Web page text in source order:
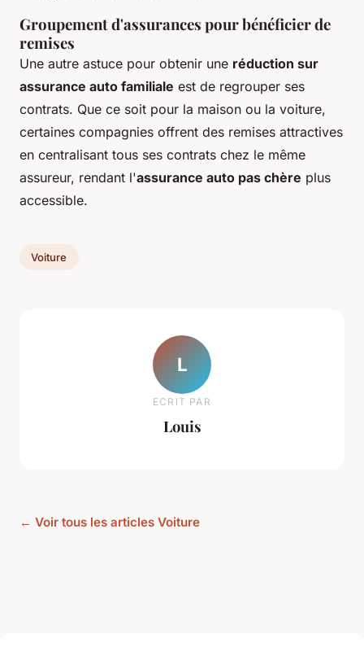
Groupement d'assurances pour bénéficier de
remises
Une autre astuce pour obtenir une réduction sur
assurance auto familiale est de regrouper ses
contrats. Que ce soit pour la maison ou la voiture,
certaines compagnies offrent des remises attractives
en centralisant tous ses contrats chez le même
assureur, rendant l'assurance auto pas chère plus
accessible.
Voiture
L
ECRIT PAR
Louis
← Voir tous les articles Voiture